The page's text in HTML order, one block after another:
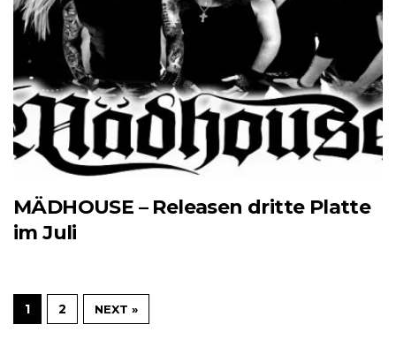
MÄDHOUSE – Releasen dritte Platte
im Juli
1 2 NEXT »